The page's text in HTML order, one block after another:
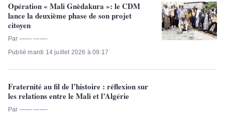
Opération « Mali Gnèdakura »: le CDM
lance la deuxième phase de son projet
citoyen
Par —— ——-
Publié mardi 14 juillet 2026 à 09:17
Fraternité au fil de l’histoire : réflexion sur
les relations entre le Mali et l’Algérie
Par —— ——-